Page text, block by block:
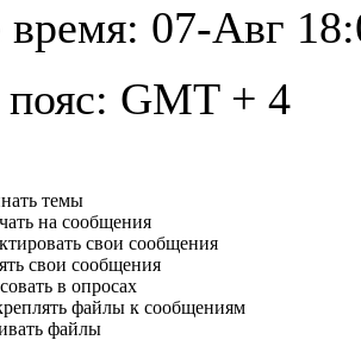
07-Авг
GMT + 4
темы
на сообщения
свои сообщения
свои сообщения
в опросах
файлы к сообщениям
файлы